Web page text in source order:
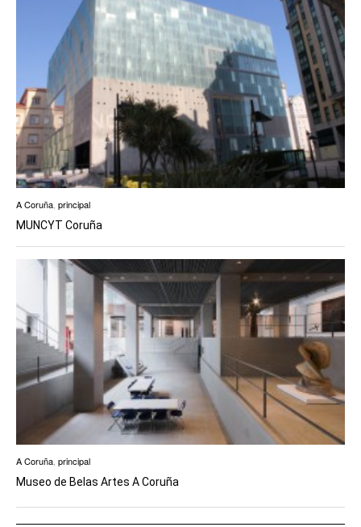
A Coruña principal
MUNCYT Coruña
A Coruña, principal
Museo de Belas Artes A Coruña